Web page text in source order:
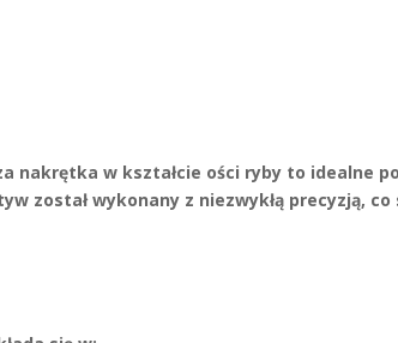
nakrętka w kształcie ości ryby to idealne
został wykonany z niezwykłą precyzją,